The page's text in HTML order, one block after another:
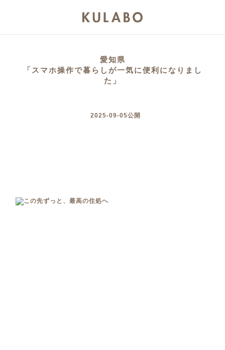
愛知県
「スマホ操作で暮らしが一気に便利になりまし
た」
2025-09-05公開